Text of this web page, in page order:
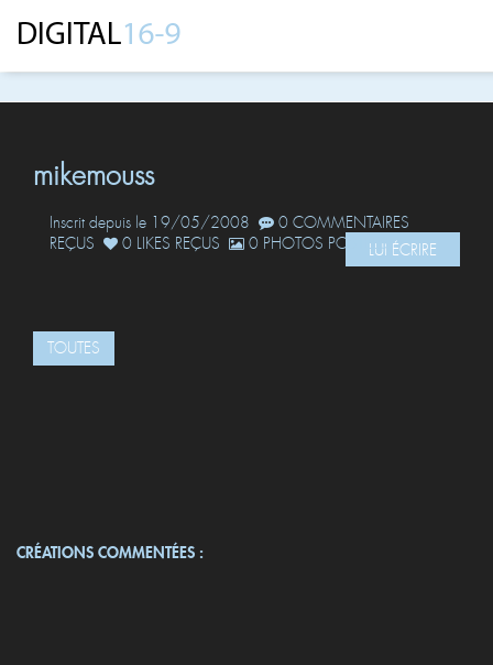
mikemouss
Inscrit depuis le 19/05/2008
0 COMMENTAIRES
REÇUS
0 LIKES REÇUS 0 PHOTOS POSTÉESLUI ÉCRIRE
TOUTES
CRÉATIONS COMMENTÉES :